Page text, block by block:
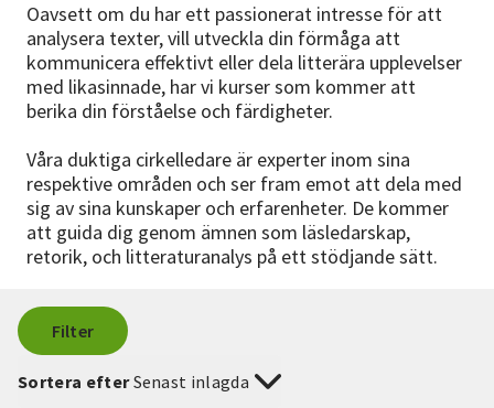
Oavsett om du har ett passionerat intresse för att
analysera texter, vill utveckla din förmåga att
kommunicera effektivt eller dela litterära upplevelser
med likasinnade, har vi kurser som kommer att
berika din förståelse och färdigheter.
Våra duktiga cirkelledare är experter inom sina
respektive områden och ser fram emot att dela med
sig av sina kunskaper och erfarenheter. De kommer
att guida dig genom ämnen som läsledarskap,
retorik, och litteraturanalys på ett stödjande sätt.
Filter
Sortera efterSenast inlagda